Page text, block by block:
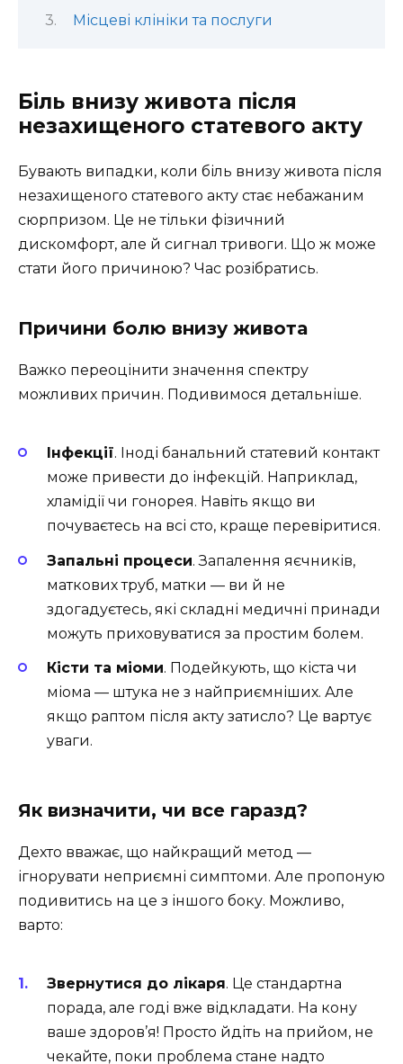
Місцеві клініки та послуги
Біль внизу живота після
незахищеного статевого акту
Бувають випадки, коли біль внизу живота після
незахищеного статевого акту стає небажаним
сюрпризом. Це не тільки фізичний
дискомфорт, але й сигнал тривоги. Що ж може
стати його причиною? Час розібратись.
Причини болю внизу живота
Важко переоцінити значення спектру
можливих причин. Подивимося детальніше.
Інфекції. Іноді банальний статевий контакт
може привести до інфекцій. Наприклад,
хламідії чи гонорея. Навіть якщо ви
почуваєтесь на всі сто, краще перевіритися.
Запальні процеси. Запалення яєчників,
маткових труб, матки — ви й не
здогадуєтесь, які складні медичні принади
можуть приховуватися за простим болем.
Кісти та міоми. Подейкують, що кіста чи
міома — штука не з найприємніших. Але
якщо раптом після акту затисло? Це вартує
уваги.
Як визначити, чи все гаразд?
Дехто вважає, що найкращий метод —
ігнорувати неприємні симптоми. Але пропоную
подивитись на це з іншого боку. Можливо,
варто:
Звернутися до лікаря. Це стандартна
порада, але годі вже відкладати. На кону
ваше здоров’я! Просто йдіть на прийом, не
чекайте, поки проблема стане надто